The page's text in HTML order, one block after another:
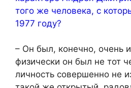
того же человека, с
1977 году?
– Он был, конечно, очень
физически он был не тот
личность совершенно не